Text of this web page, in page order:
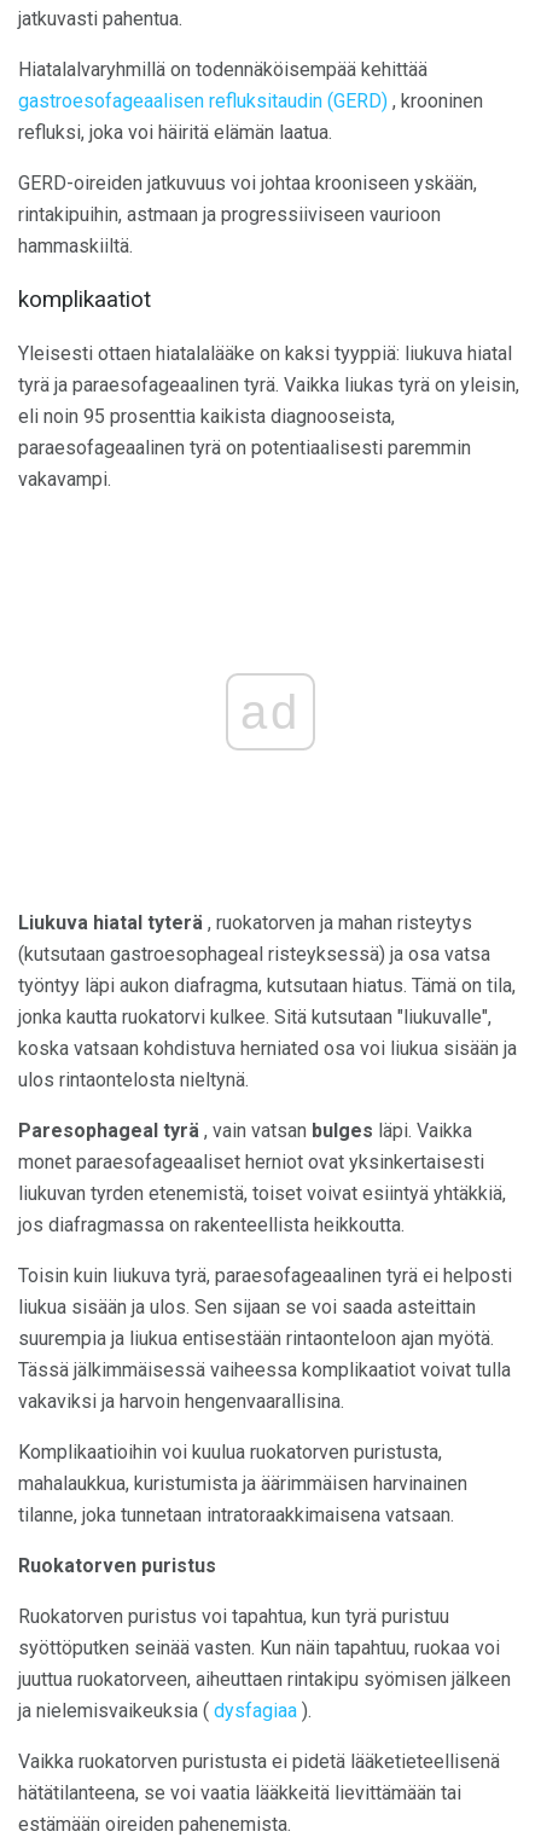
jatkuvasti pahentua.
Hiatalalvaryhmillä on todennäköisempää kehittää
gastroesofageaalisen refluksitaudin (GERD) , krooninen
refluksi, joka voi häiritä elämän laatua.
GERD-oireiden jatkuvuus voi johtaa krooniseen yskään,
rintakipuihin, astmaan ja progressiiviseen vaurioon
hammaskiiltä.
komplikaatiot
Yleisesti ottaen hiatalalääke on kaksi tyyppiä: liukuva hiatal
tyrä ja paraesofageaalinen tyrä. Vaikka liukas tyrä on yleisin,
eli noin 95 prosenttia kaikista diagnooseista,
paraesofageaalinen tyrä on potentiaalisesti paremmin
vakavampi.
ad
Liukuva hiatal tyterä , ruokatorven ja mahan risteytys
(kutsutaan gastroesophageal risteyksessä) ja osa vatsa
työntyy läpi aukon diafragma, kutsutaan hiatus. Tämä on tila,
jonka kautta ruokatorvi kulkee. Sitä kutsutaan "liukuvalle",
koska vatsaan kohdistuva herniated osa voi liukua sisään ja
ulos rintaontelosta nieltynä.
Paresophageal tyrä , vain vatsan bulges läpi. Vaikka
monet paraesofageaaliset herniot ovat yksinkertaisesti
liukuvan tyrden etenemistä, toiset voivat esiintyä yhtäkkiä,
jos diafragmassa on rakenteellista heikkoutta.
Toisin kuin liukuva tyrä, paraesofageaalinen tyrä ei helposti
liukua sisään ja ulos. Sen sijaan se voi saada asteittain
suurempia ja liukua entisestään rintaonteloon ajan myötä.
Tässä jälkimmäisessä vaiheessa komplikaatiot voivat tulla
vakaviksi ja harvoin hengenvaarallisina.
Komplikaatioihin voi kuulua ruokatorven puristusta,
mahalaukkua, kuristumista ja äärimmäisen harvinainen
tilanne, joka tunnetaan intratoraakkimaisena vatsaan.
Ruokatorven puristus
Ruokatorven puristus voi tapahtua, kun tyrä puristuu
syöttöputken seinää vasten. Kun näin tapahtuu, ruokaa voi
juuttua ruokatorveen, aiheuttaen rintakipu syömisen jälkeen
ja nielemisvaikeuksia ( dysfagiaa ).
Vaikka ruokatorven puristusta ei pidetä lääketieteellisenä
hätätilanteena, se voi vaatia lääkkeitä lievittämään tai
estämään oireiden pahenemista.